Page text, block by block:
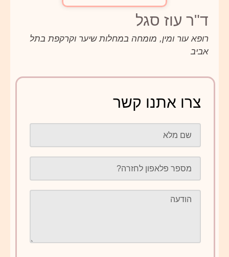
ד"ר עוז סגל
רופא עור ומין, מומחה במחלות שיער וקרקפת בתל
אביב
צרו אתנו קשר